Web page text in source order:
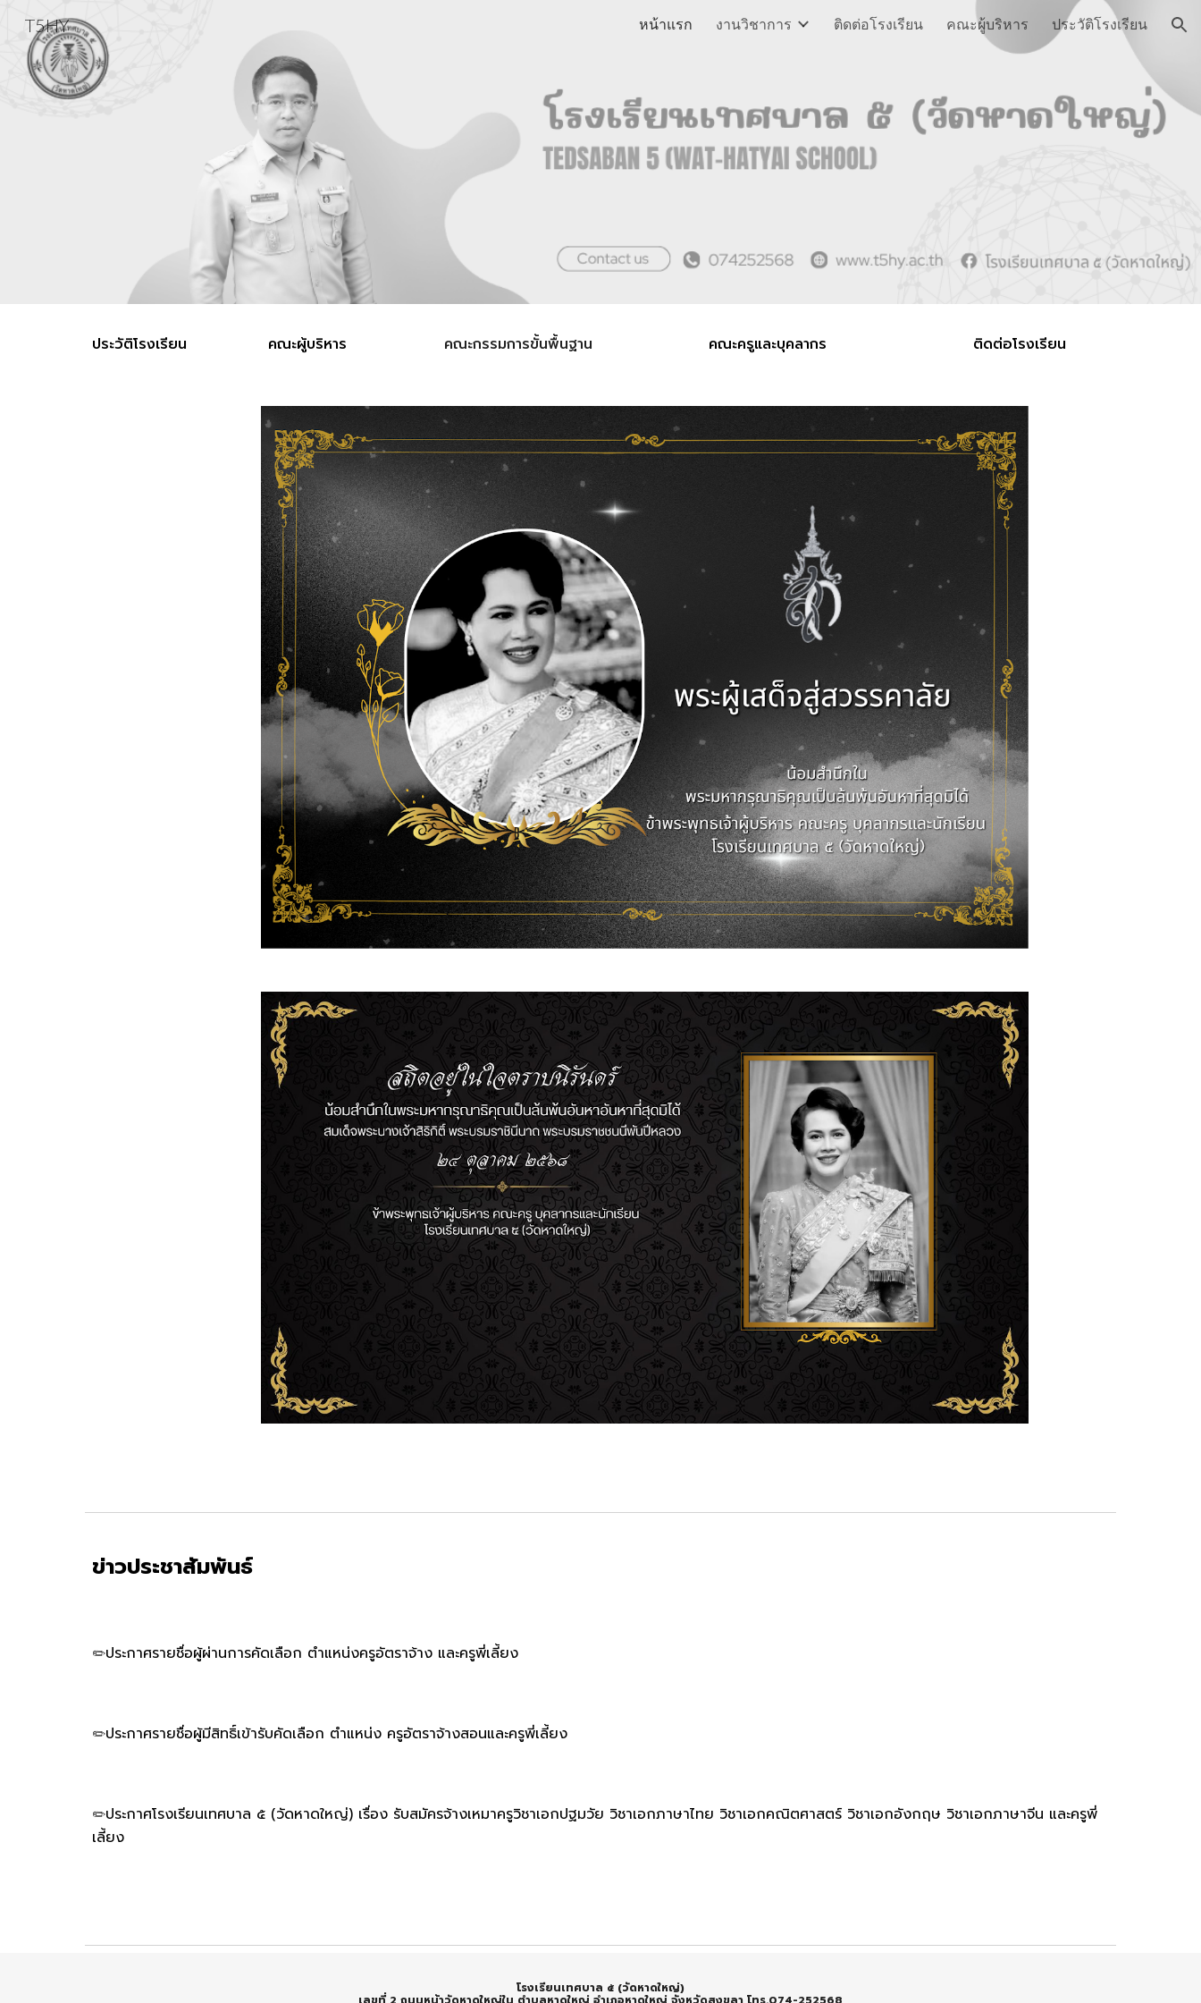
Skip to navigation
T5HY หน้าแรก งานวิชาการ ติดต่อโรงเรียน คณะผู้บริหาร ประวัติโรงเรียน
ประวัติโรงเรียน คณะผู้บริหาร คณะกรรมการขั้นพื้นฐาน คณะครูและบุคลากร ติดต่อโรงเรียน
ข่าวประชาสัมพันธ์
✏️ประกาศรายชื่อผู้ผ่านการคัดเลือก ตำแหน่งครูอัตราจ้าง และครูพี่เลี้ยง
✏️ประกาศรายชื่อผู้มีสิทธิ์เข้ารับคัดเลือก ตำแหน่ง ครูอัตราจ้างสอนและครูพี่เลี้ยง
✏️ประกาศโรงเรียนเทศบาล ๕ (วัดหาดใหญ่) เรื่อง รับสมัครจ้างเหมาครูวิชาเอกปฐมวัย วิชาเอกภาษาไทย วิชาเอกคณิตศาสตร์ วิชาเอกอังกฤษ วิชาเอกภาษาจีน และครูพี่
เลี้ยง
โรงเรียนเทศบาล ๕ (วัดหาดใหญ่)